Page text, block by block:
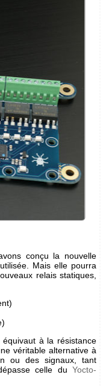
conçu la nouvelle
Mais elle pourra
relais statiques,
à la résistance
véritable alternative à
ou des signaux, tant
celle du Yocto-